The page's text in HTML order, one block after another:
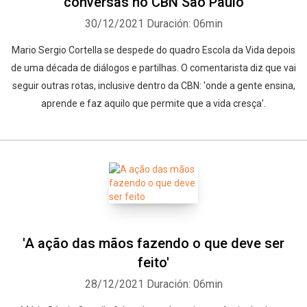
30/12/2021 Duración: 06min
Mario Sergio Cortella se despede do quadro Escola da Vida depois
de uma década de diálogos e partilhas. O comentarista diz que vai
seguir outras rotas, inclusive dentro da CBN: 'onde a gente ensina,
aprende e faz aquilo que permite que a vida cresça'.
'A ação das mãos fazendo o que deve ser
feito'
28/12/2021 Duración: 06min